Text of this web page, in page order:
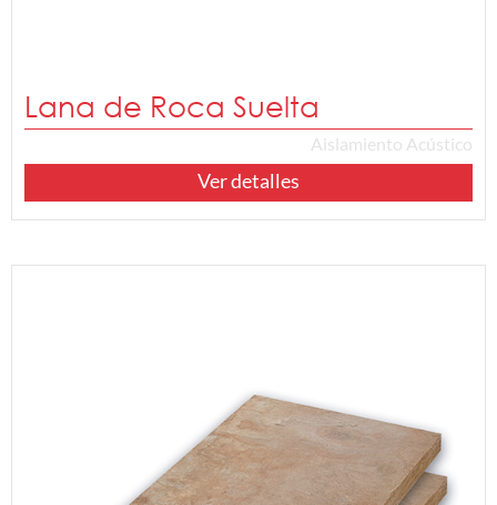
Lana de Roca Suelta
Aislamiento Acústico
Ver detalles